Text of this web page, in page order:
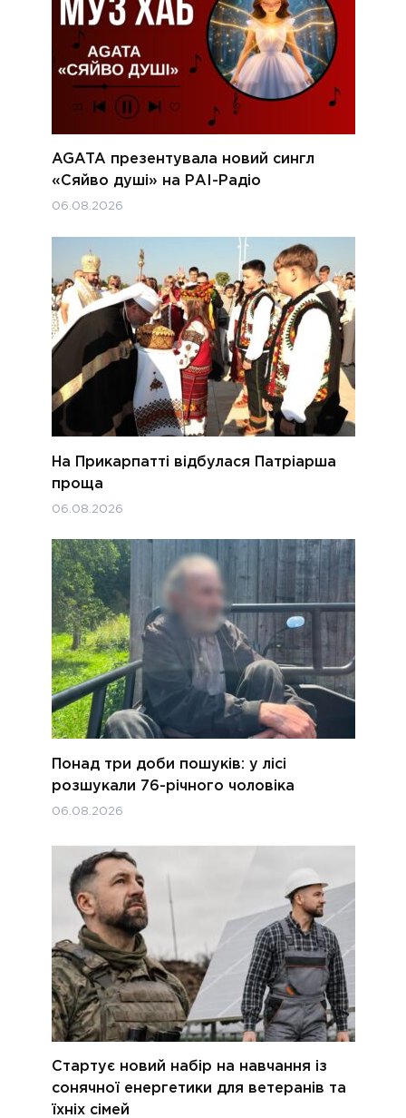
AGATA презентувала новий сингл
«Сяйво душі» на РАІ-Радіо
06.08.2026
На Прикарпатті відбулася Патріарша
проща
06.08.2026
Понад три доби пошуків: у лісі
розшукали 76-річного чоловіка
06.08.2026
Стартує новий набір на навчання із
сонячної енергетики для ветеранів та
їхніх сімей